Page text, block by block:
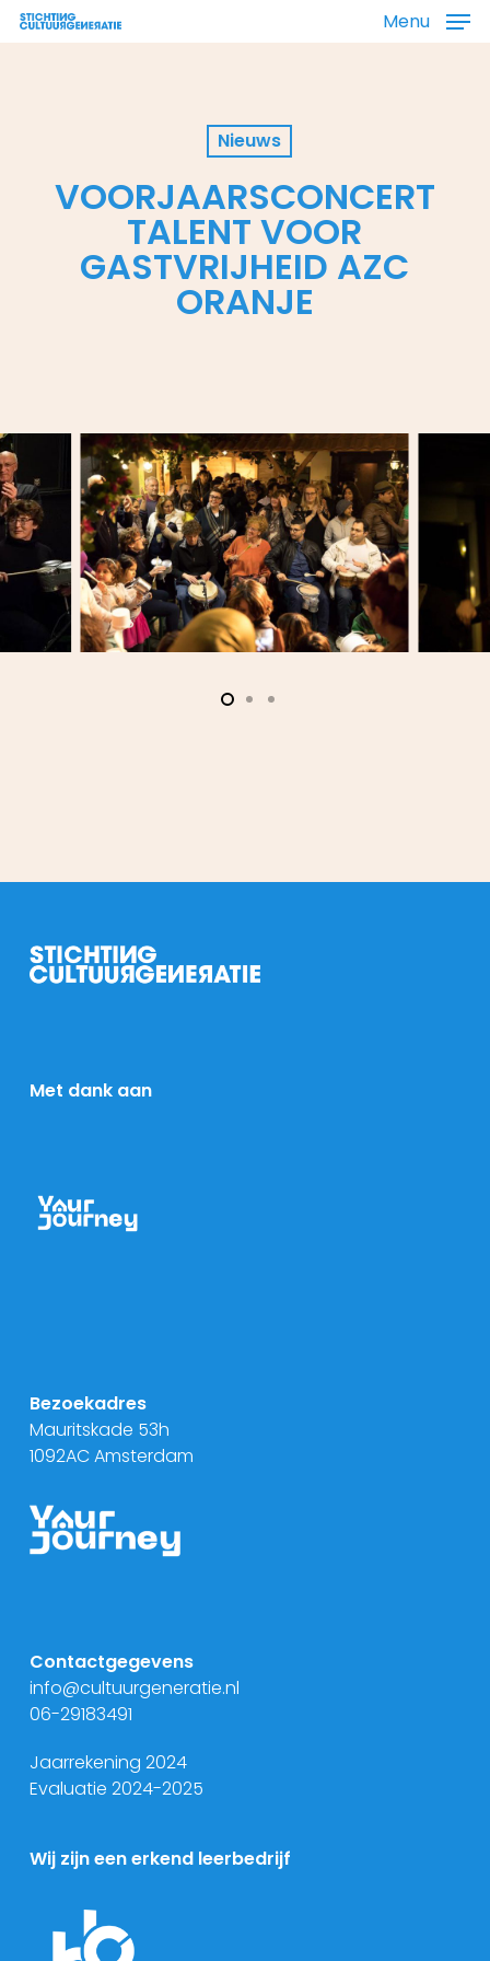
Skip
to
Menu
Nieuws
VOORJAARSCONCERT
TALENT VOOR
GASTVRIJHEID AZC
ORANJE
Met dank aan
Bezoekadres
Mauritskade 53h
1092AC Amsterdam
Contactgegevens
info@cultuurgeneratie.nl
06-29183491
Jaarrekening 2024
Evaluatie 2024-2025
Wij zijn een erkend leerbedrijf